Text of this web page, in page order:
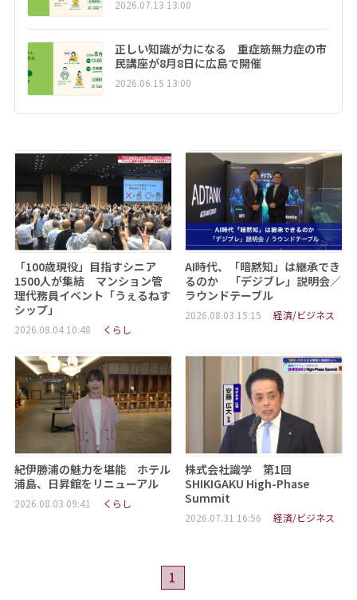
2026.07.13 13:00
正しい知識が力になる 重症筋無力症の市
民講座が8月8日に広島で開催
2026.06.15 13:00
「100歳現役」目指すシニア
1500人が集結 マンション管
理代務員イベント「うぇるねす
シップ」
2026.08.04 10:48 くらし
AI時代、「暗黙知」は継承でき
るのか 「デジブレ」説明会／
ラウンドテーブル
2026.08.03 15:15 経済/ビジネス
紀伊勝浦の魅力を堪能 ホテル
浦島、日昇館をリニューアル
2026.08.03 09:41 くらし
株式会社識学 第1回
SHIKIGAKU High-Phase
Summit
2026.07.31 16:56 経済/ビジネス
1